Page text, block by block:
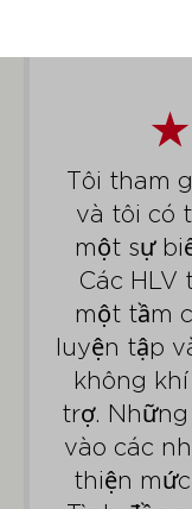
Tôi tham
và tôi có
một sự
Các HLV
một tầm
luyện tập
không
trợ.
vào các
thiện